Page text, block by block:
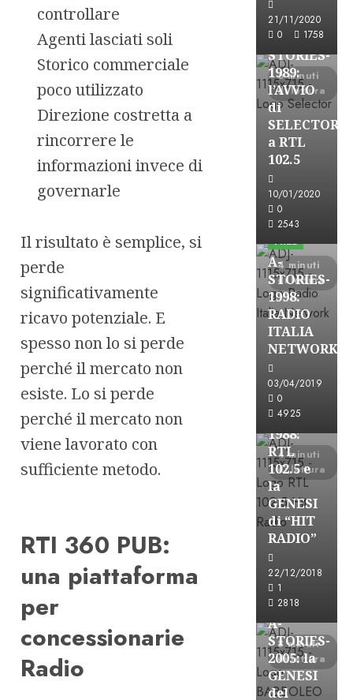
controllare
Agenti lasciati soli
Storico commerciale
poco utilizzato
Direzione costretta a
rincorrere le
informazioni invece di
governarle
Il risultato è semplice, si
perde
significativamente
ricavo potenziale. E
spesso non lo si perde
perché il mercato non
esiste. Lo si perde
perché il mercato non
viene lavorato con
sufficiente metodo.
RTI 360 PUB:
una piattaforma
per
concessionarie
Radio
21/11/2020
0
1758
6 minuti
di lettura
FREE
A-
STORIES-
1989:
l’AVVIO
di
SELECTOR
a RTL
102.5
10/01/2020
0
2543
4 minuti
di lettura
A-Stories
Formazione
FREE
A-
STORIES-
1998:
RADIO
ITALIA
NETWORK
03/04/2019
0
4925
4 minuti
di lettura
A-Stories
FREE
A-
STORIES-
1988:
RTL
102.5 e
la
GENESI
di “HIT
RADIO”
22/12/2018
1
2818
8 minuti
di lettura
Formazione
FREE
A-
STORIES-
2005: la
GENESI
del